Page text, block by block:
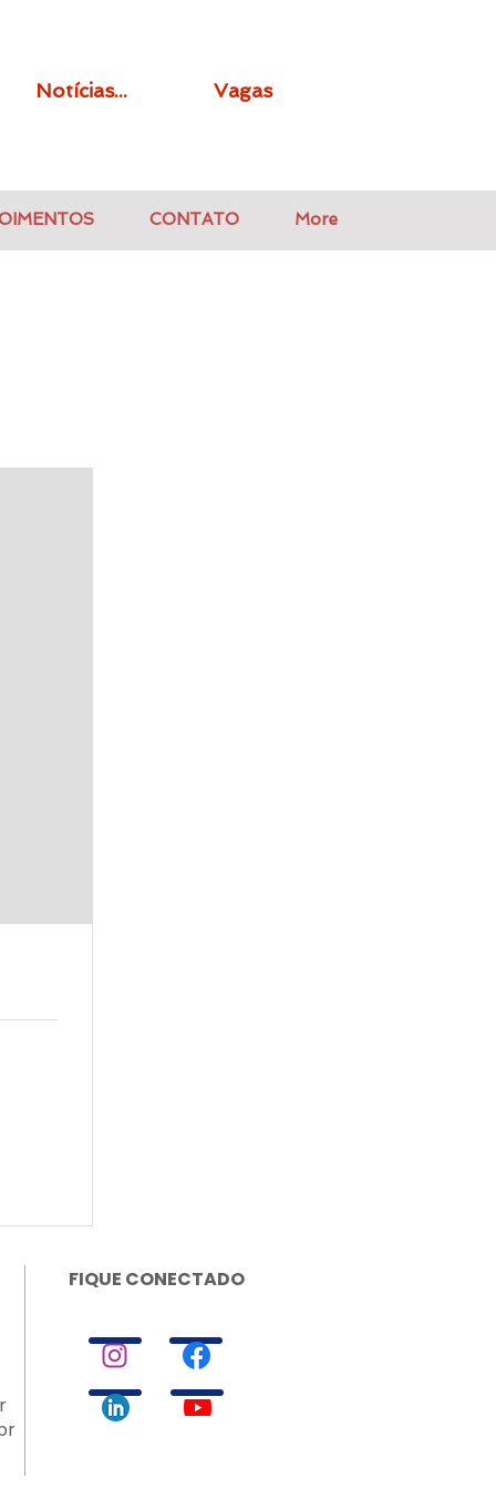
Notícias... Vagas
CONTATO More
FIQUE CONECTADO